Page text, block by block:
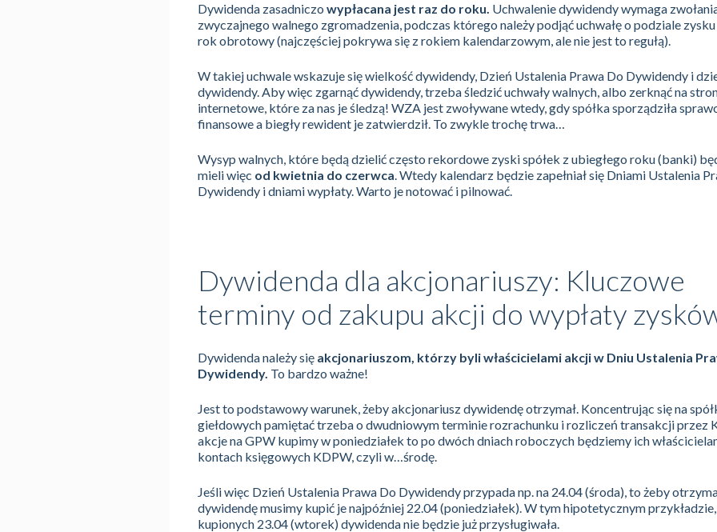
Dywidenda zasadniczo wypłacana jest raz do roku. Uchwalenie dywidendy wymaga
zwyczajnego walnego zgromadzenia, podczas którego należy podjąć uchwałę o podziale
rok obrotowy (najczęściej pokrywa się z rokiem kalendarzowym, ale nie jest to regułą).
W takiej uchwale wskazuje się wielkość dywidendy, Dzień Ustalenia Prawa Do Dywidendy i
dywidendy. Aby więc zgarnąć dywidendy, trzeba śledzić uchwały walnych, albo zerknąć na
internetowe, które za nas je śledzą! WZA jest zwoływane wtedy, gdy spółka sporządziła
finansowe a biegły rewident je zatwierdził. To zwykle trochę trwa…
Wysyp walnych, które będą dzielić często rekordowe zyski spółek z ubiegłego roku (banki)
mieli więc od kwietnia do czerwca. Wtedy kalendarz będzie zapełniał się Dniami Ustalenia
Dywidendy i dniami wypłaty. Warto je notować i pilnować.
Dywidenda dla akcjonariuszy: Kluczowe
terminy od zakupu akcji do wypłaty
Dywidenda należy się akcjonariuszom, którzy byli właścicielami akcji w Dniu Ustalenia
Dywidendy. To bardzo ważne!
Jest to podstawowy warunek, żeby akcjonariusz dywidendę otrzymał. Koncentrując się na
giełdowych pamiętać trzeba o dwudniowym terminie rozrachunku i rozliczeń transakcji przez
akcje na GPW kupimy w poniedziałek to po dwóch dniach roboczych będziemy ich
kontach księgowych KDPW, czyli w…środę.
Jeśli więc Dzień Ustalenia Prawa Do Dywidendy przypada np. na 24.04 (środa), to żeby
dywidendę musimy kupić je najpóźniej 22.04 (poniedziałek). W tym hipotetycznym
kupionych 23.04 (wtorek) dywidenda nie będzie już przysługiwała.